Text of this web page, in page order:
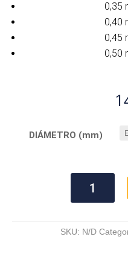
0,35
0,40
0,45
0,50
DIÁMETRO (mm)
SUPER
ISO
SKU: N/D